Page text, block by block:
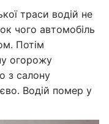
траси водій не
чого автомобіль
Потім
огорожу
з салону
Водій помер у